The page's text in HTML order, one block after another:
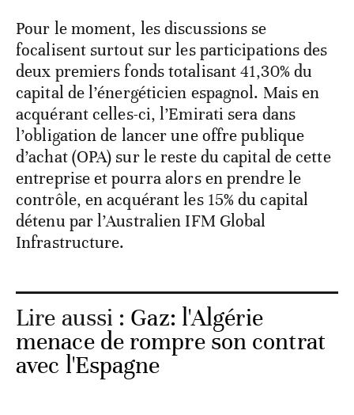
Pour le moment, les discussions se
focalisent surtout sur les participations des
deux premiers fonds totalisant 41,30% du
capital de l’énergéticien espagnol. Mais en
acquérant celles-ci, l’Emirati sera dans
l’obligation de lancer une offre publique
d’achat (OPA) sur le reste du capital de cette
entreprise et pourra alors en prendre le
contrôle, en acquérant les 15% du capital
détenu par l’Australien IFM Global
Infrastructure.
Lire aussi : Gaz: l'Algérie
menace de rompre son contrat
avec l'Espagne